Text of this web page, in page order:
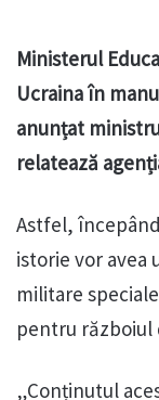
Ministerul
Ucraina în
anunțat
relatează
Astfel,
istorie vor avea
militare
pentru războiul
„Conținutul